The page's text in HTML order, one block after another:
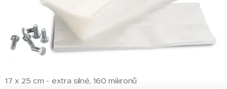
17 x 25 cm - extra silné, 160 mikronů